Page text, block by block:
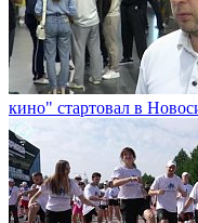
кино" стартовал в